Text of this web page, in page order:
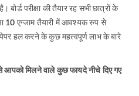
परीक्षा की तैयार रह सभी छात्रों के
10 एग्जाम तैयारी में आवश्यक रुप से
हल करने के कुछ महत्वपूर्ण लाभ के बारे
आपको मिलने वाले कुछ फायदे नीचे दिए गए